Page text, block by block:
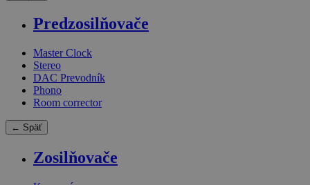
Predzosilňovače
Master Clock
Stereo
DAC Prevodník
Phono
Room corrector
← Späť
Zosilňovače